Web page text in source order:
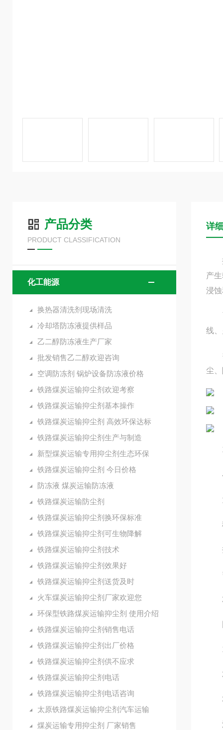
产品分类
PRODUCT CLASSIFICATION
化工能源
换热器清洗剂现场清洗
冷却塔防冻液提供样品
乙二醇防冻液生产厂家
批发销售乙二醇欢迎咨询
空调防冻剂 锅炉设备防冻液价格
铁路煤炭运输抑尘剂欢迎考察
铁路煤炭运输抑尘剂基本操作
铁路煤炭运输抑尘剂 高效环保达标
铁路煤炭运输抑尘剂生产与制造
新型煤炭运输专用抑尘剂生态环保
铁路煤炭运输抑尘剂 今日价格
防冻液 煤炭运输防冻液
铁路煤炭运输防尘剂
铁路煤炭运输抑尘剂换环保标准
铁路煤炭运输抑尘剂可生物降解
铁路煤炭运输抑尘剂技术
铁路煤炭运输抑尘剂效果好
铁路煤炭运输抑尘剂送货及时
火车煤炭运输抑尘剂厂家欢迎您
环保型铁路煤炭运输抑尘剂 使用介绍
铁路煤炭运输抑尘剂销售电话
铁路煤炭运输抑尘剂出厂价格
铁路煤炭运输抑尘剂供不应求
铁路煤炭运输抑尘剂电话
铁路煤炭运输抑尘剂电话咨询
太原铁路煤炭运输抑尘剂汽车运输
煤炭运输专用抑尘剂 厂家销售
详
抑
产
浸
可
线
抑
尘
1
小
大
移
井
需
2
1.
2.
3.
液